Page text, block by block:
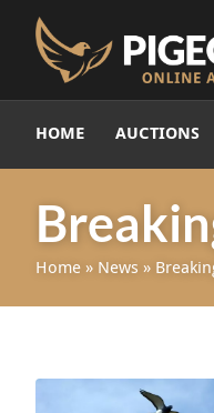
HOME AUCTIONS
Home » News »